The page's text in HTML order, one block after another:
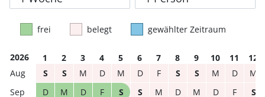
frei belegt gewählter Zeitraum
2026 1 2 3 4 5 6 7 8 9 10 11
12
S
S M D M D F S S M D
M
D
M D F S S M D M D F
S